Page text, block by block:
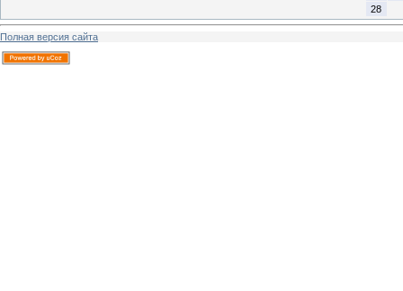
28
Полная версия сайта